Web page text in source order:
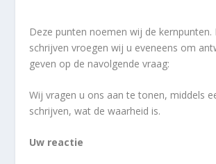
Deze punten noemen wij de kernpunten.
schrijven vroegen wij u eveneens om
geven op de navolgende vraag:
Wij vragen u ons aan te tonen, middels
schrijven, wat de waarheid is.
Uw reactie